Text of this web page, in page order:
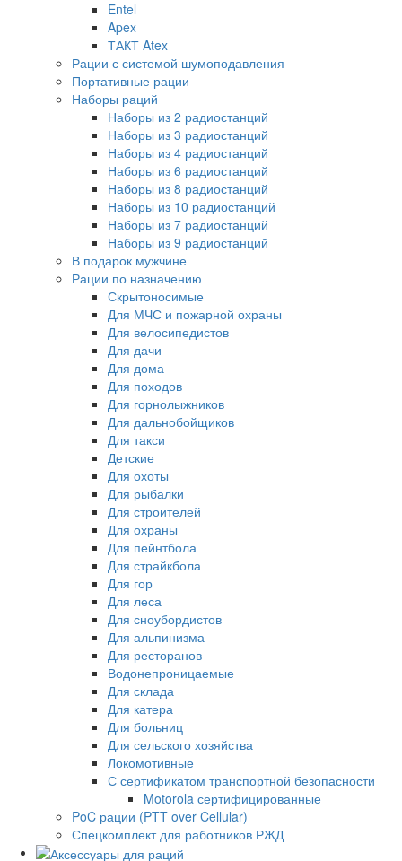
Entel
Apex
ТАКТ Atex
Рации с системой шумоподавления
Портативные рации
Наборы раций
Наборы из 2 радиостанций
Наборы из 3 радиостанций
Наборы из 4 радиостанций
Наборы из 6 радиостанций
Наборы из 8 радиостанций
Наборы из 10 радиостанций
Наборы из 7 радиостанций
Наборы из 9 радиостанций
В подарок мужчине
Рации по назначению
Скрытоносимые
Для МЧС и пожарной охраны
Для велосипедистов
Для дачи
Для дома
Для походов
Для горнолыжников
Для дальнобойщиков
Для такси
Детские
Для охоты
Для рыбалки
Для строителей
Для охраны
Для пейнтбола
Для страйкбола
Для гор
Для леса
Для сноубордистов
Для альпинизма
Для ресторанов
Водонепроницаемые
Для склада
Для катера
Для больниц
Для сельского хозяйства
Локомотивные
С сертификатом транспортной безопасности
Motorola сертифицированные
PoC рации (PTT over Cellular)
Спецкомплект для работников РЖД